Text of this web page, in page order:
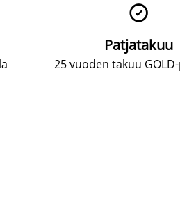

Patjatakuu
25 vuoden takuu